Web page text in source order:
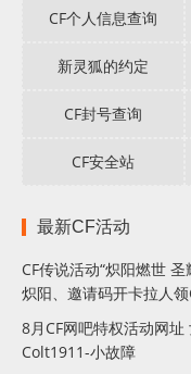
CF个人信息查询
新灵狐的约定
CF封号查询
CF安全站
最新CF活动
CF传说活动“炽阳燃世
炽阳、邀请码开卡拉人领
8月CF网吧特权活动网址
Colt1911-小故障